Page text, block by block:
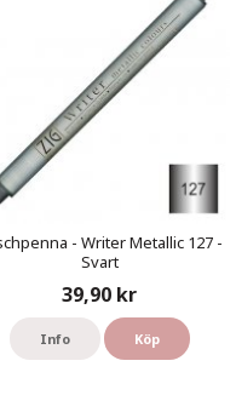
- Writer Metallic 127 -
Svart
39,90 kr
Info Köp